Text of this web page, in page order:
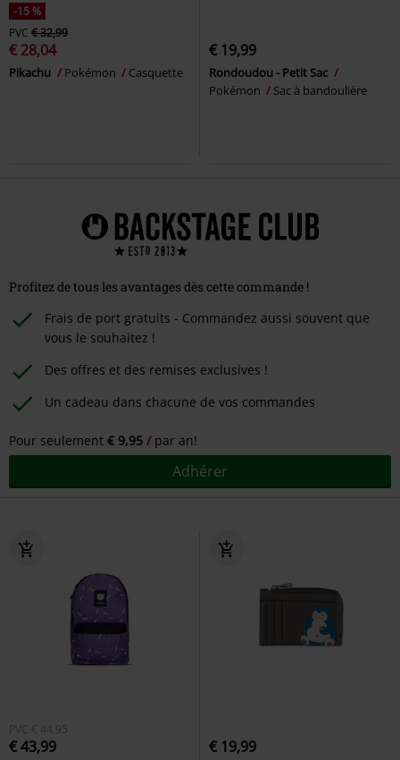
-15 %
PVC € 32,99
€ 28,04
Pikachu Pokémon Casquette
€ 19,99
Rondoudou - Petit Sac
Pokémon
Sac à bandoulière
Profitez de tous les avantages dès cette commande !
Frais de port gratuits - Commandez aussi souvent que
vous le souhaitez !
Des offres et des remises exclusives !
Un cadeau dans chacune de vos commandes
Pour seulement € 9,95 par an!
Adhérer
PVC € 44,95
€ 43,99 € 19,99